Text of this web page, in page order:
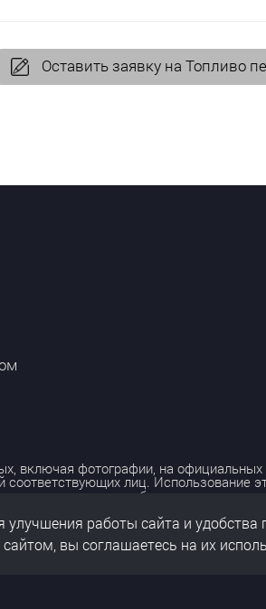
Оставить заявку на Топливо
включая фотографии, на официальных
соответствующих лиц. Использование
разрешения правообладателя.
данных
данных
работы сайта и удобства
вы соглашаетесь на их